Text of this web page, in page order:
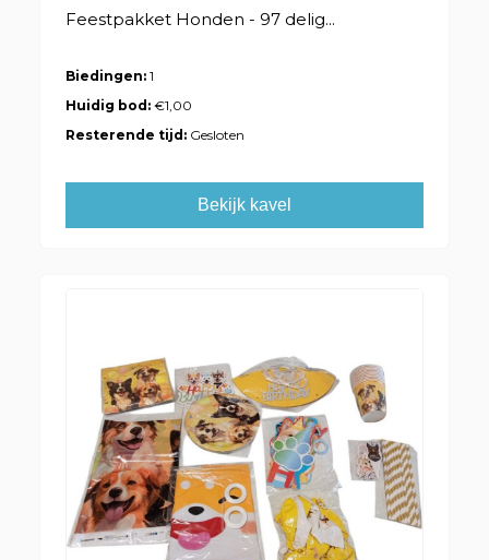
Feestpakket Honden - 97 delig...
Biedingen: 1
Huidig bod:€1,00
Resterende tijd: Gesloten
Bekijk kavel